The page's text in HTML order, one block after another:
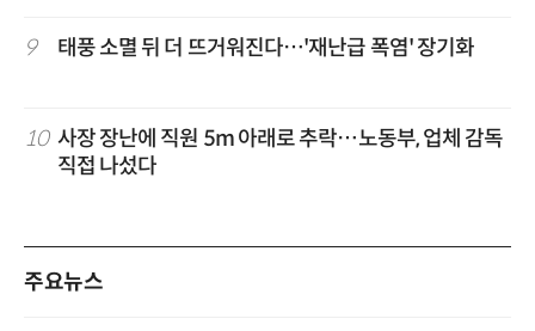
9
태풍 소멸 뒤 더 뜨거워진다…'재난급 폭염' 장기화
10 사장 장난에 직원 5m 아래로 추락…노동부, 업체 감독
직접 나섰다
주요뉴스